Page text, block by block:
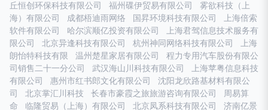
丘恒创环保科技有限公司
福州碟伊贸易有限公司
雾欲科技（上
海）有限公司
成都梧迪雨网络 国昇环境科技有限公司
上海倍索
软件有限公司
哈尔滨顺亿投资有限公司
上海君驾信息技术服务有
限公司
北京异逢科技有限公司 杭州神同网络科技有限公司
上海
朗怡特科技有限
温州楚星家居有限公司
程力专用汽车股份有限公
司销售二十一分公司
武汉海山川科技有限公司
上海苹粤信息科技
有限公司
惠州市红书郎文化有限公司
沈阳龙欣路基材料有限公
司
北京掌汇川科技 长春市豪霞之旅旅游咨询有限公司
周易算
命
临隆贸易（上海）有限公司 北京凤系科技有限公司
济南亿景